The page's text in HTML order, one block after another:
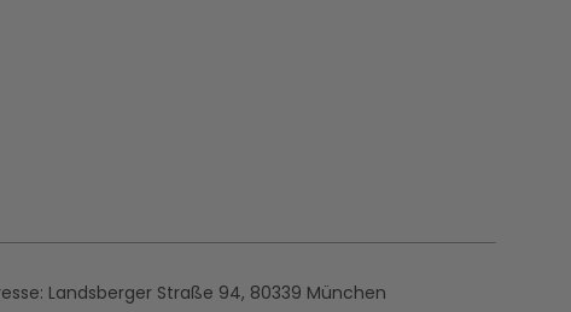
Landsberger Straße 94, 80339 München